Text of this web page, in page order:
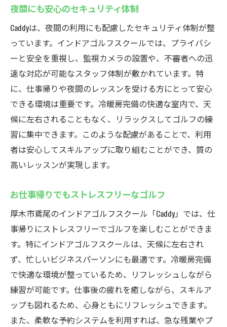
夜間にも安心のセキュリティ体制
Caddyは、夜間の利用にも配慮したセキュリティ体制が整
っています。インドアゴルフスクールでは、プライバシ
ーと安全を重視し、監視カメラの設置や、不審者への迅
速な対応が可能なスタッフ体制が敷かれています。特
に、仕事帰りや夜間のレッスンを受ける方にとって安心
できる環境は重要です。冷暖房完備の快適な室内で、天
候に左右されることもなく、リラックスしてゴルフの練
習に集中できます。このような配慮があることで、利用
者は安心してスキルアップに取り組むことができ、質の
高いレッスンが実現します。
お仕事帰りでもストレスフリーなゴルフ
厚木市鳶尾のインドアゴルフスクール「Caddy」では、仕
事帰りにストレスフリーでゴルフを楽しむことができま
す。特にインドアゴルフスクールは、天候に左右され
ず、忙しいビジネスパーソンにも最適です。冷暖房完備
で快適な環境が整っているため、リフレッシュしながら
練習が可能です。仕事後の疲れを癒しながら、スキルア
ップも図れるため、心身ともにリフレッシュできます。
また、柔軟な予約システムを利用すれば、急な残業やプ